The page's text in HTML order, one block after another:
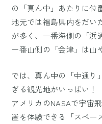
の「真ん中」あたりに位
地元では福島県内をだい
が多く、一番海側の「浜
一番山側の「会津」は山
では、真ん中の「中通
ぎる観光地がいっぱい！
アメリカのNASAで宇宙
置を体験できる「スペー